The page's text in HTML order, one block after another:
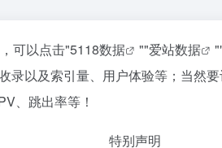
可以点击"5118数据 ""爱站数据
以及索引量、用户体验等；当然
、跳出率等！
特别声明